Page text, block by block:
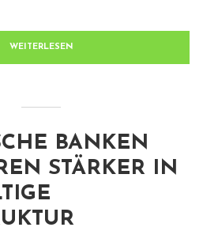
WEITERLESEN
BANKEN
STÄRKER IN